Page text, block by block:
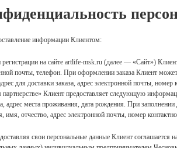
информации Клиентом:
на сайте artlife-msk.ru (далее — «Сайт»)
почты, телефон. При оформлении заказа Клиент
для доставки заказа, адрес электронной почты,
партнерстве» Клиент предоставляет следующую
адрес места проживания, дата рождения. При
имя, отчество, адрес электронной почты, номер
свои персональные данные Клиент соглашается